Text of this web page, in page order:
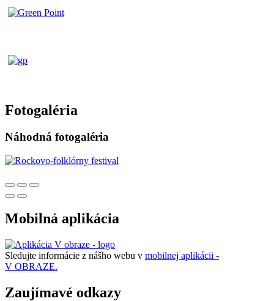
Fotogaléria
Náhodná fotogaléria
Mobilná aplikácia
Sledujte informácie z nášho webu v mobilnej aplikácii -
V OBRAZE.
Zaujímavé odkazy